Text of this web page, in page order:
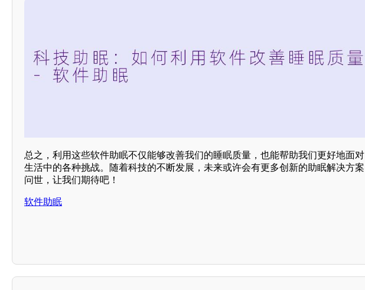
总之，利用这些软件助眠不仅能够改善我们的睡眠质量，也能帮助我们更好地面对
生活中的各种挑战。随着科技的不断发展，未来或许会有更多创新的助眠解决方案
问世，让我们期待吧！
软件助眠